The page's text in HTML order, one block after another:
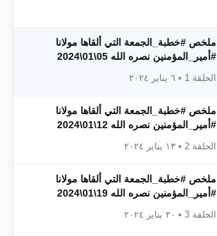
ملخص #خطبة_الجمعة​​​​​​​​​​​​​​ التي ألقاها مولانا
#أمير_المؤمنين​​​​​​​​​​​​​​ نصره الله 05\01\2024
الحلقة 1 • ٦ يناير ٢٠٢٤
ملخص #خطبة_الجمعة​​​​​​​​​​​​​​ التي ألقاها مولانا
#أمير_المؤمنين​​​​​​​​​​​​​​ نصره الله 12\01\2024
الحلقة 2 • ١٣ يناير ٢٠٢٤
ملخص #خطبة_الجمعة​​​​​​​​​​​​​​ التي ألقاها مولانا
#أمير_المؤمنين​​​​​​​​​​​​​​ نصره الله 19\01\2024
الحلقة 3 • ٢٠ يناير ٢٠٢٤